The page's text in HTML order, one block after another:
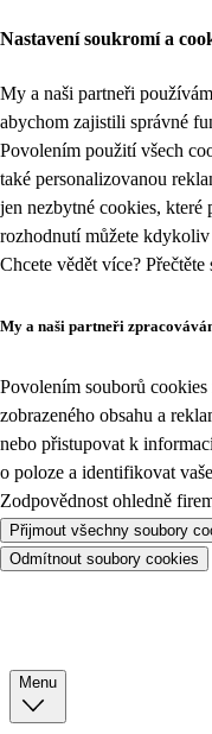
Nastavení soukromí a
My a naši partneři
abychom zajistili správné
Povolením použití všech
také personalizovanou
jen nezbytné cookies,
rozhodnutí můžete
Chcete vědět více?
My a naši partneři
Povolením souborů
zobrazeného obsahu a
nebo přistupovat k
o poloze a identifikovat
Zodpovědnost ohledně
Přijmout všechny soubory
Odmítnout soubory cookies
Menu